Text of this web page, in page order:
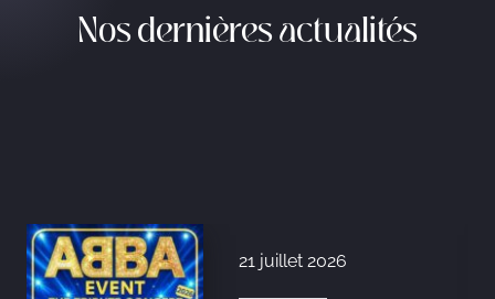
Nos dernières actualités
21 juillet 2026